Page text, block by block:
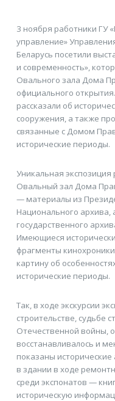
3 ноября работники ГУ
управление»
Беларусь посетили
и современность»,
Овального зала Дома
официального
рассказали об
сооружения, а также
связанные с Домом
исторические периоды.
Уникальная
Овальный зал Дома
— материалы из
Национального архива,
государственного
Имеющиеся
фрагменты
картину об
исторические периоды.
Так, в ходе экскурсии
строительстве, судьбе
Отечественной войны,
восстанавливалось и
показаны
в здании в ходе
среди экспонатов —
историческую